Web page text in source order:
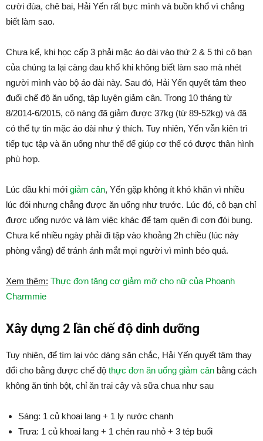
cười đùa, chê bai, Hải Yến rất bực mình và buồn khổ vì chẳng
biết làm sao.
Chưa kể, khi học cấp 3 phải mặc áo dài vào thứ 2 & 5 thì cô bạn
của chúng ta lại càng đau khổ khi không biết làm sao mà nhét
người mình vào bộ áo dài này. Sau đó, Hải Yến quyết tâm theo
đuổi chế độ ăn uống, tập luyện giảm cân. Trong 10 tháng từ
8/2014-6/2015, cô nàng đã giảm được 37kg (từ 89-52kg) và đã
có thể tự tin mặc áo dài như ý thích. Tuy nhiên, Yến vẫn kiên trì
tiếp tục tập và ăn uống như thế để giúp cơ thể có được thân hình
phù hợp.
Lúc đầu khi mới giảm cân, Yến gặp không ít khó khăn vì nhiều
lúc đói nhưng chẳng được ăn uống như trước. Lúc đó, cô bạn chỉ
được uống nước và làm việc khác để tạm quên đi cơn đói bụng.
Chưa kể nhiều ngày phải đi tập vào khoảng 2h chiều (lúc này
phòng vắng) để tránh ánh mắt mọi người vì mình béo quá.
Xem thêm: Thực đơn tăng cơ giảm mỡ cho nữ của Phoanh
Charmmie
Xây dựng 2 lần chế độ dinh dưỡng
Tuy nhiên, để tìm lại vóc dáng săn chắc, Hải Yến quyết tâm thay
đổi cho bằng được chế độ thực đơn ăn uống giảm cân bằng cách
không ăn tinh bột, chỉ ăn trai cây và sữa chua như sau
Sáng: 1 củ khoai lang + 1 ly nước chanh
Trưa: 1 củ khoai lang + 1 chén rau nhỏ + 3 tép buổi